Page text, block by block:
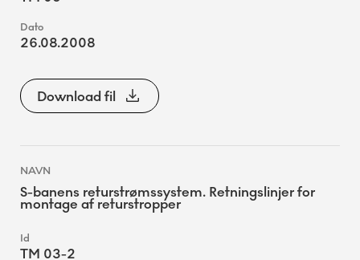
26.08.2008
Download fil
S-banens returstrømssystem. Retningslinjer for
montage af returstropper
TM 03-2